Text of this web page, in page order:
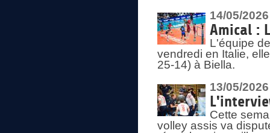
14/05/2026
Amical :
L'équipe
vendredi en Italie,
25-14) à Biella.
13/05/2026
Cette
volley assis va